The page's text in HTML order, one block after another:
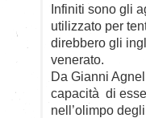
Infiniti sono gli
utilizzato per
direbbero gli
venerato.
Da Gianni
capacità di
nell’olimpo